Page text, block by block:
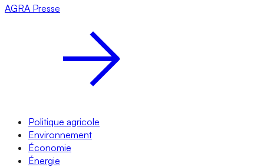
AGRA Presse
Politique agricole
Environnement
Économie
Énergie